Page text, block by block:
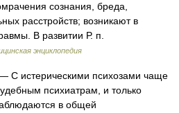
сознания, бреда,
расстройств; возникают в
В развитии Р. п.
энциклопедия
С истерическими психозами чаще
психиатрам, и только
в общей